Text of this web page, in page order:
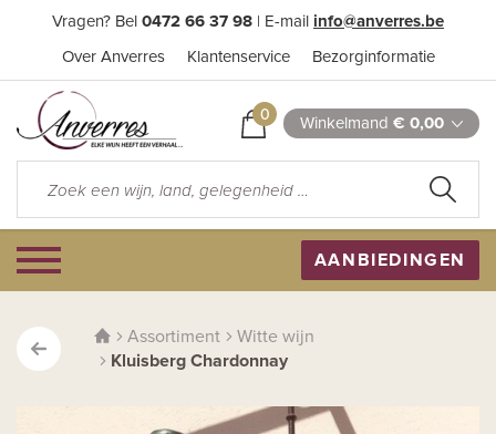
Vragen? Bel 0472 66 37 98 | E-mail info@anverres.be
Over Anverres Klantenservice Bezorginformatie
0 Winkelmand € 0,00
AANBIEDINGEN
Assortiment
Witte wijn
Kluisberg Chardonnay